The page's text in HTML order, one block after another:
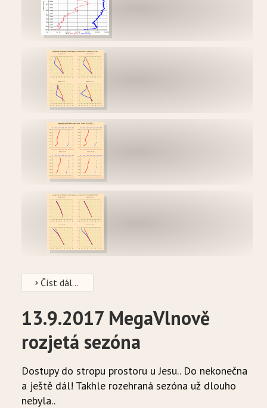
Číst dál...
13.9.2017 MegaVlnově
rozjetá sezóna
Dostupy do stropu prostoru u Jesu.. Do nekonečna
a ještě dál! Takhle rozehraná sezóna už dlouho
nebyla..